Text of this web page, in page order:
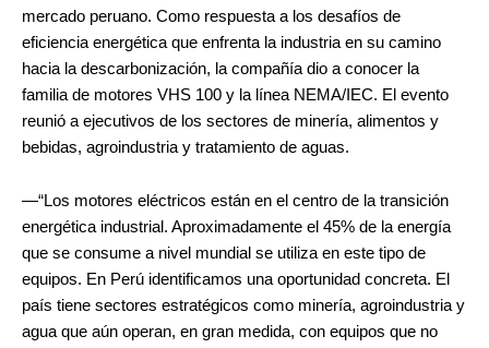
mercado peruano. Como respuesta a los desafíos de
eficiencia energética que enfrenta la industria en su camino
hacia la descarbonización, la compañía dio a conocer la
familia de motores VHS 100 y la línea NEMA/IEC. El evento
reunió a ejecutivos de los sectores de minería, alimentos y
bebidas, agroindustria y tratamiento de aguas.
—“Los motores eléctricos están en el centro de la transición
energética industrial. Aproximadamente el 45% de la energía
que se consume a nivel mundial se utiliza en este tipo de
equipos. En Perú identificamos una oportunidad concreta. El
país tiene sectores estratégicos como minería, agroindustria y
agua que aún operan, en gran medida, con equipos que no